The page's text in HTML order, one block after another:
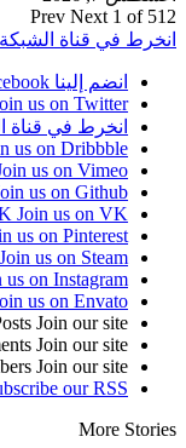
Prev Next 1 of 512
انخرط في قناة الشبكة
انضم إلينا Facebook
us on Twitter
انخرط في قناة
us on Dribbble
us on Vimeo
us on Github
Join us on VK
us on Pinterest
Join us on Steam
us on Instagram
us on Envato
Join our site
Join our site
Join our site
our RSS
More Stories